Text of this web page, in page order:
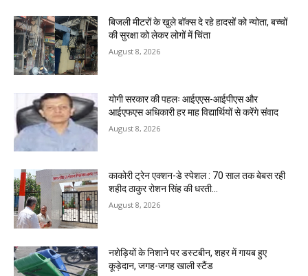
बिजली मीटरों के खुले बॉक्स दे रहे हादसों को न्योता, बच्चों
की सुरक्षा को लेकर लोगों में चिंता
August 8, 2026
योगी सरकार की पहलः आईएएस-आईपीएस और
आईएफएस अधिकारी हर माह विद्यार्थियों से करेंगे संवाद
August 8, 2026
काकोरी ट्रेन एक्शन-डे स्पेशल : 70 साल तक बेबस रही
शहीद ठाकुर रोशन सिंह की धरती…
August 8, 2026
नशेड़ियों के निशाने पर डस्टबीन, शहर में गायब हुए
कूड़ेदान, जगह-जगह खाली स्टैंड